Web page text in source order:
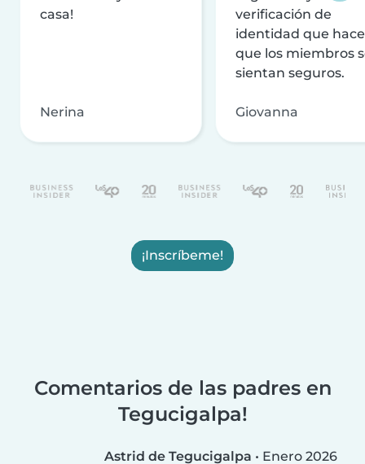
casa!
Nerina
verificación de
identidad que
que los miembros
sientan seguros.
Giovanna
¡Inscríbeme!
Comentarios de las padres en
Tegucigalpa!
Astrid de Tegucigalpa • Enero 2026